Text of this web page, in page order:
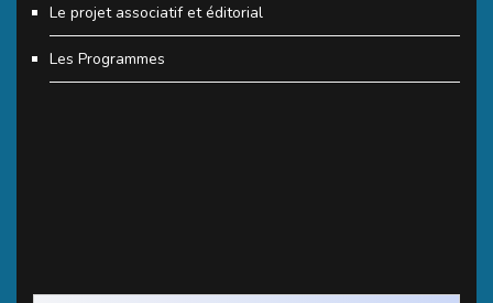
Le projet associatif et éditorial
Les Programmes